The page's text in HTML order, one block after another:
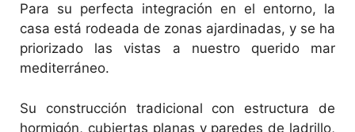
Para su perfecta integración en el entorno, la
casa está rodeada de zonas ajardinadas, y se ha
priorizado las vistas a nuestro querido mar
mediterráneo.
Su construcción tradicional con estructura de
hormigón, cubiertas planas y paredes de ladrillo,